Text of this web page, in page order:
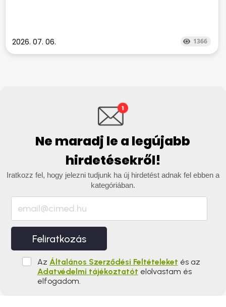
2026. 07. 06. 1366
Ne maradj le a legújabb
hirdetésekről!
Iratkozz fel, hogy jelezni tudjunk ha új hirdetést adnak fel ebben a
kategóriában.
Feliratkozás
Az Általános Szerződési Feltételeket és az
Adatvédelmi tájékoztatót elolvastam és
elfogadom.